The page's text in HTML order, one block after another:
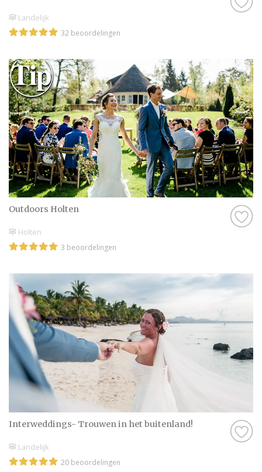
Landelijk
32 beoordelingen
Outdoors Holten
Holten
3 beoordelingen
Interweddings- Trouwen in het buitenland!
Landelijk
20 beoordelingen